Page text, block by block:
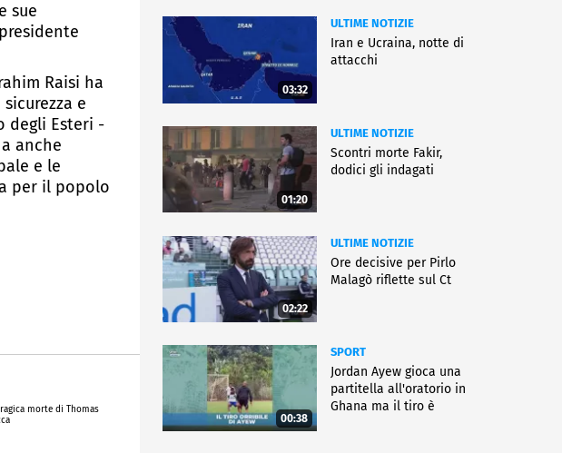
sue
Raisi ha
e
degli Esteri -
anche
e le
per il popolo
03:32
ULTIME NOTIZIE
Iran e Ucraina, notte di
attacchi
01:20
ULTIME NOTIZIE
Scontri morte Fakir,
dodici gli indagati
02:22
ULTIME NOTIZIE
Ore decisive per Pirlo
Malagò riflette sul Ct
00:38
SPORT
Jordan Ayew gioca una
partitella all'oratorio in
Ghana ma il tiro è